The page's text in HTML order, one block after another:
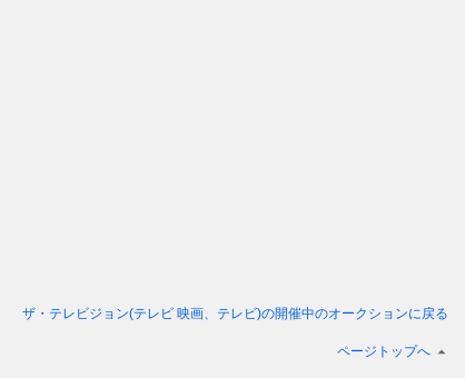
ザ・テレビジョン(テレビ 映画、テレビ)の開催中のオークションに戻る
ページトップへ